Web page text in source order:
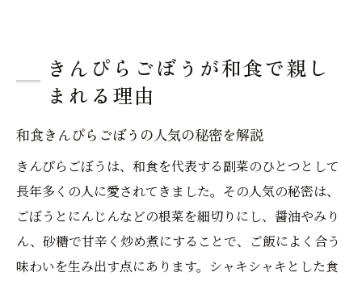
きんぴらごぼうが和食で親し
まれる理由
和食きんぴらごぼうの人気の秘密を解説
きんぴらごぼうは、和食を代表する副菜のひとつとして
長年多くの人に愛されてきました。その人気の秘密は、
ごぼうとにんじんなどの根菜を細切りにし、醤油やみり
ん、砂糖で甘辛く炒め煮にすることで、ご飯によく合う
味わいを生み出す点にあります。シャキシャキとした食